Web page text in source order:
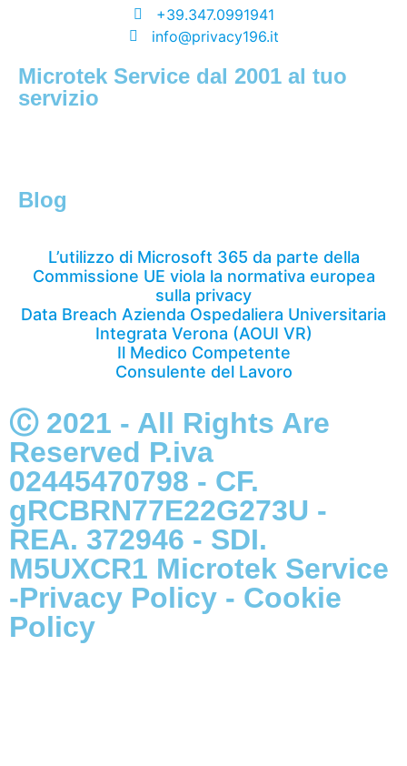
+39.347.0991941
info@privacy196.it
Microtek Service dal 2001 al tuo
servizio
Blog
L’utilizzo di Microsoft 365 da parte della
Commissione UE viola la normativa europea
sulla privacy
Data Breach Azienda Ospedaliera Universitaria
Integrata Verona (AOUI VR)
Il Medico Competente
Consulente del Lavoro
Ⓒ 2021 - All Rights Are
Reserved P.iva
02445470798 - CF.
gRCBRN77E22G273U -
REA. 372946 - SDI.
M5UXCR1 Microtek Service
-Privacy Policy - Cookie
Policy